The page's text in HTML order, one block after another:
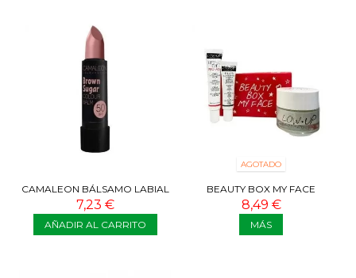
CAMALEON BÁLSAMO LABIAL
BROWN SUGAR SPF50
7,23 €
AÑADIR AL CARRITO
AGOTADO
BEAUTY BOX MY FACE
8,49 €
MÁS